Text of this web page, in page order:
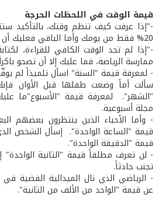
قيمة الوقت في اللحظات الحرجة
20% فقط من يومك وأما الباقي فعليك أن تُحسن استعماله...". ­
-"إذا لم تجد الوقت الكافي للقراءة،
ممارسة الرياضة، فما عليك إلا أن تصحو
- لمعرفة قيمة "السنة" اسأل تلميذاً لم
سألت أماً وضعت طفلها قبل الأوان
"الشهر". ­ لمعرفة قيمة "الأسبوع"ما
مجلة أسبوعية.
- وأما الأحباء الذين ينتظرون بعضهم
قيمة "الساعة الواحدة". ­ إسأل الشخص
قيمة "الدقيقة الواحدة".
­- لن تعرف مطلقاً قيمة "الثانية
تجنب حادثاً. ­
- الرياضي الذي نال الميدالية الفضية في
عن قيمة "الواحد من الألف من الثانية".